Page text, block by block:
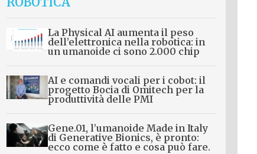
La Physical AI aumenta il peso
dell’elettronica nella robotica: in
un umanoide ci sono 2.000 chip
AI e comandi vocali per i cobot: il
progetto Bocia di Omitech per la
produttività delle PMI
Gene.01, l’umanoide Made in Italy
di Generative Bionics, è pronto:
ecco come è fatto e cosa può fare.